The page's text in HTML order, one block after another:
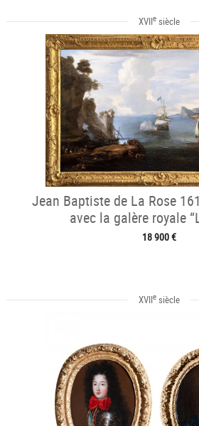
XVIIesiècle
Jean Baptiste de La Rose
avec la galère royale
18 900 €
XVIIesiècle